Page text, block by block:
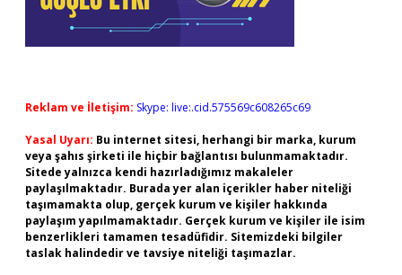
Reklam ve İletişim: Skype: live:.cid.575569c608265c69
Yasal Uyarı: Bu internet sitesi, herhangi bir marka, kurum
veya şahıs şirketi ile hiçbir bağlantısı bulunmamaktadır.
Sitede yalnızca kendi hazırladığımız makaleler
paylaşılmaktadır. Burada yer alan içerikler haber niteliği
taşımamakta olup, gerçek kurum ve kişiler hakkında
paylaşım yapılmamaktadır. Gerçek kurum ve kişiler ile isim
benzerlikleri tamamen tesadüfidir. Sitemizdeki bilgiler
taslak halindedir ve tavsiye niteliği taşımazlar.